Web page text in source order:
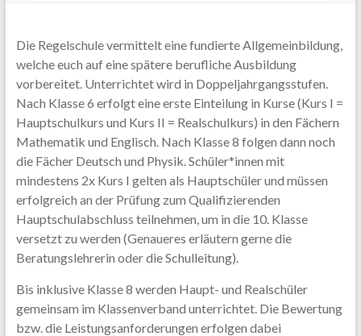
Die Regelschule vermittelt eine fundierte Allgemeinbildung,
welche euch auf eine spätere berufliche Ausbildung
vorbereitet. Unterrichtet wird in Doppeljahrgangsstufen.
Nach Klasse 6 erfolgt eine erste Einteilung in Kurse (Kurs I =
Hauptschulkurs und Kurs II = Realschulkurs) in den Fächern
Mathematik und Englisch. Nach Klasse 8 folgen dann noch
die Fächer Deutsch und Physik. Schüler*innen mit
mindestens 2x Kurs I gelten als Hauptschüler und müssen
erfolgreich an der Prüfung zum Qualifizierenden
Hauptschulabschluss teilnehmen, um in die 10. Klasse
versetzt zu werden (Genaueres erläutern gerne die
Beratungslehrerin oder die Schulleitung).
Bis inklusive Klasse 8 werden Haupt- und Realschüler
gemeinsam im Klassenverband unterrichtet. Die Bewertung
bzw. die Leistungsanforderungen erfolgen dabei